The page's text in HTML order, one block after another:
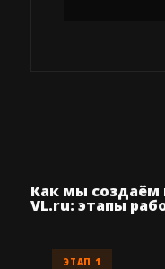
Как мы
VL.ru: этапы
ЭТАП 1